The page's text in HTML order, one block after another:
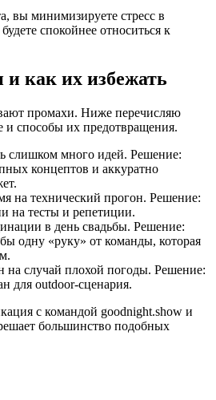
вы минимизируете стресс в
спокойнее относиться к
как их избежать
промахи. Ниже перечисляю
и способы их предотвращения.
слишком много идей. Решение:
концептов и аккуратно
на технический прогон. Решение:
на тесты и репетиции.
в день свадьбы. Решение:
бы одну «руку» от команды, которая
на случай плохой погоды. Решение:
для outdoor-сценария.
с командой goodnight.show и
большинство подобных